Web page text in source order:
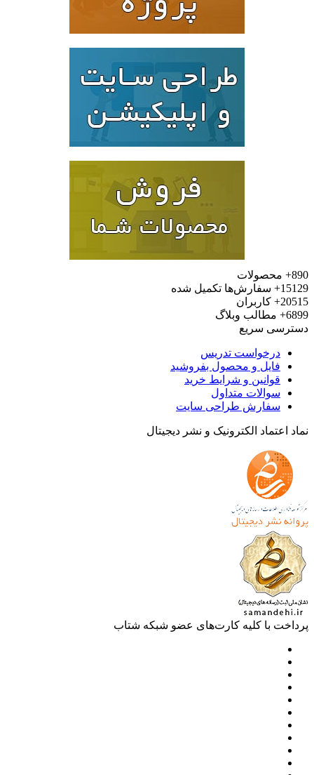
محصولات
سفارش‌ها تکمیل شده
کاربران
مطالب وبلاگ
سریع
درخواست تدریس
فایل و محصول بفروشید
قوانین و شرایط خرید
سوالات متداول
سفارش طراحی سایت
اعتماد الکترونیک و نشر دیجیتال
با کلیه کارت‌های عضو شبکه شتاب